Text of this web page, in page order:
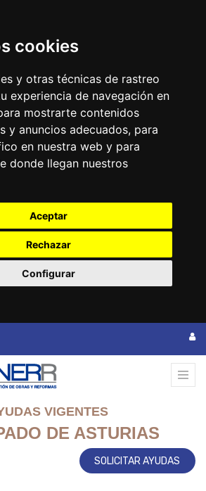
cookies
y otras técnicas de rastreo
experiencia de navegación en
mostrarte contenidos
y anuncios adecuados, para
en nuestra web y para
donde llegan nuestros
Aceptar
Rechazar
Configurar
VIGENTES
DE ASTURIAS
SOLICITAR AYUDAS